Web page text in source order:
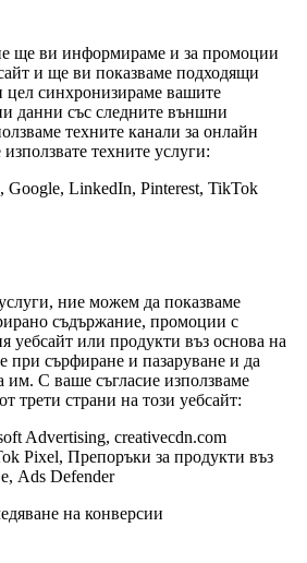
ще ви информираме и за промоции
и ще ви показваме подходящи
цел синхронизираме вашите
данни със следните външни
техните канали за онлайн
техните услуги:
Google, LinkedIn, Pinterest, TikTok
ние можем да показваме
съдържание, промоции с
уебсайт или продукти въз основа на
при сърфиране и пазаруване и да
им. С ваше съгласие използваме
трети страни на този уебсайт:
Advertising, creativecdn.com
Pixel, Препоръки за продукти въз
Ads Defender
на конверсии